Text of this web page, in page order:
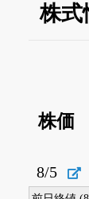
株式
株価
8/5